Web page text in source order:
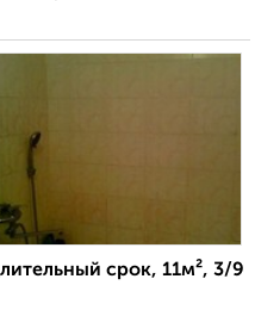
срок, 11м², 3/9